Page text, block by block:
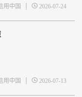
用中国 | 2026-07-24
用中国 | 2026-07-13